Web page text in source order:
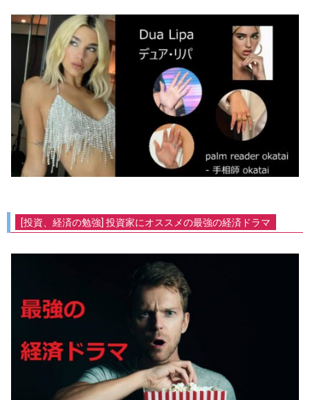
[投資、経済の勉強] 投資家にオススメの最強の経済ドラマ